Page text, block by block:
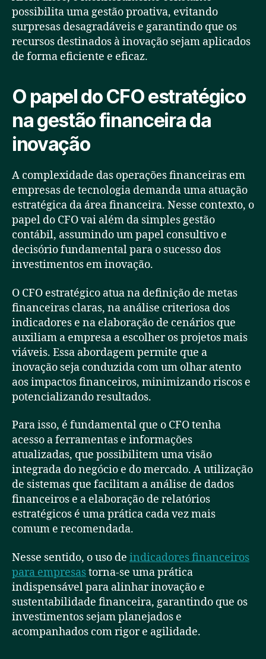
possibilita uma gestão proativa, evitando
surpresas desagradáveis e garantindo que os
recursos destinados à inovação sejam aplicados
de forma eficiente e eficaz.
O papel do CFO estratégico
na gestão financeira da
inovação
A complexidade das operações financeiras em
empresas de tecnologia demanda uma atuação
estratégica da área financeira. Nesse contexto, o
papel do CFO vai além da simples gestão
contábil, assumindo um papel consultivo e
decisório fundamental para o sucesso dos
investimentos em inovação.
O CFO estratégico atua na definição de metas
financeiras claras, na análise criteriosa dos
indicadores e na elaboração de cenários que
auxiliam a empresa a escolher os projetos mais
viáveis. Essa abordagem permite que a
inovação seja conduzida com um olhar atento
aos impactos financeiros, minimizando riscos e
potencializando resultados.
Para isso, é fundamental que o CFO tenha
acesso a ferramentas e informações
atualizadas, que possibilitem uma visão
integrada do negócio e do mercado. A utilização
de sistemas que facilitam a análise de dados
financeiros e a elaboração de relatórios
estratégicos é uma prática cada vez mais
comum e recomendada.
Nesse sentido, o uso de indicadores financeiros
para empresastorna-se uma prática
indispensável para alinhar inovação e
sustentabilidade financeira, garantindo que os
investimentos sejam planejados e
acompanhados com rigor e agilidade.